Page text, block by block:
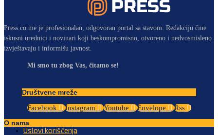
Press.co.me je profesionalan, odgovoran portal sa stavom. Redakciju čine
iskusni urednici i novinari koji beskompromisno, otvoreno i nedvosmisleno
izvještavaju i informišu javnost.
Mi smo tu zbog Vas, čitamo se!
Društvene mreže
Facebook
Instagram Youtube Envelope
Rss
O nama
Uslovi korišćenja